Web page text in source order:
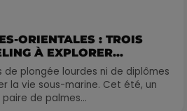
ORIENTALES : TROIS
À EXPLORER...
de plongée lourdes ni de diplômes
la vie sous-marine. Cet été, un
de palmes...